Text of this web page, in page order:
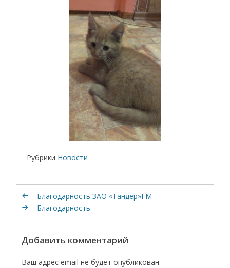
Рубрики Новости
Благодарность ЗАО «Тандер»ГМ
Благодарность
Добавить комментарий
Ваш адрес email не будет опубликован.